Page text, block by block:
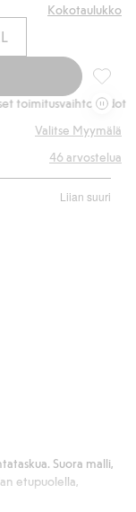
Kokotaulukko
Valitse Myymälä
Liian suuri
46 arvostelua
Suora malli,
etupuolella,